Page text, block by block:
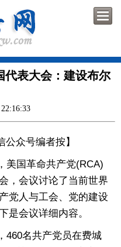
代表大会：建设布尔
公众号编者按】
国革命共产党(RCA)
，会议讨论了当前世界
党人与工会、党的建设
是会议详细内容。
名共产党员在费城